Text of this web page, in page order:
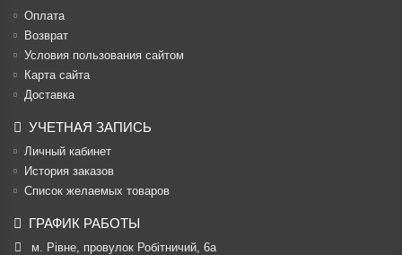
Оплата
Возврат
Условия пользования сайтом
Карта сайта
Доставка
УЧЕТНАЯ ЗАПИСЬ
Личный кабинет
История заказов
Список желаемых товаров
ГРАФИК РАБОТЫ
м. Рівне, провулок Робітничий, 6а